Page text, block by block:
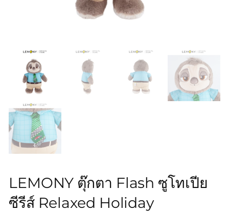
LEMONY ตุ๊กตา Flash ซูโทเปีย
ซีรีส์ Relaxed Holiday